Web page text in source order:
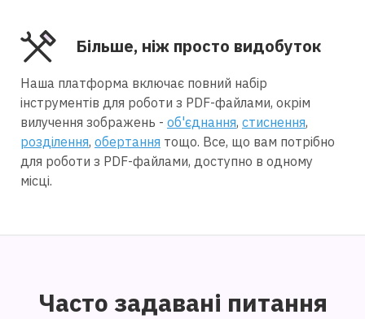
Більше, ніж просто видобуток
Наша платформа включає повний набір
інструментів для роботи з PDF-файлами, окрім
вилучення зображень - об'єднання, стиснення,
розділення, обертання тощо. Все, що вам потрібно
для роботи з PDF-файлами, доступно в одному
місці.
Часто задавані питання